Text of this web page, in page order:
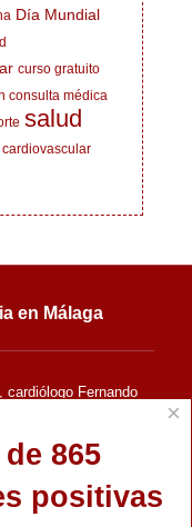
Día Mundial
curso gratuito
consulta médica
salud
en Málaga
cardiólogo Fernando
deportiva,
cardiología clínica
en enfermedades
de estrés,
×
865
positivas